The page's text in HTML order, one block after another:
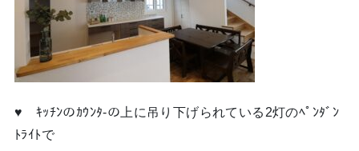
♥ ｷｯﾁﾝのｶｳﾝﾀ-の上に吊り下げられている2灯のﾍﾟﾝﾀﾞﾝ
ﾄﾗｲﾄで